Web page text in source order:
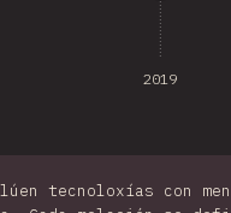
2019
tecnoloxías con